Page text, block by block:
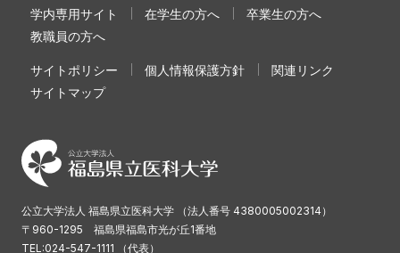
学内専用サイト 在学生の方へ
卒業生の方へ
教職員の方へ
サイトポリシー 個人情報保護方針
関連リンク
サイトマップ
公立大学法人 福島県立医科大学 （法人番号 4380005002314）
〒960-1295 福島県福島市光が丘1番地
TEL:024-547-1111 （代表）